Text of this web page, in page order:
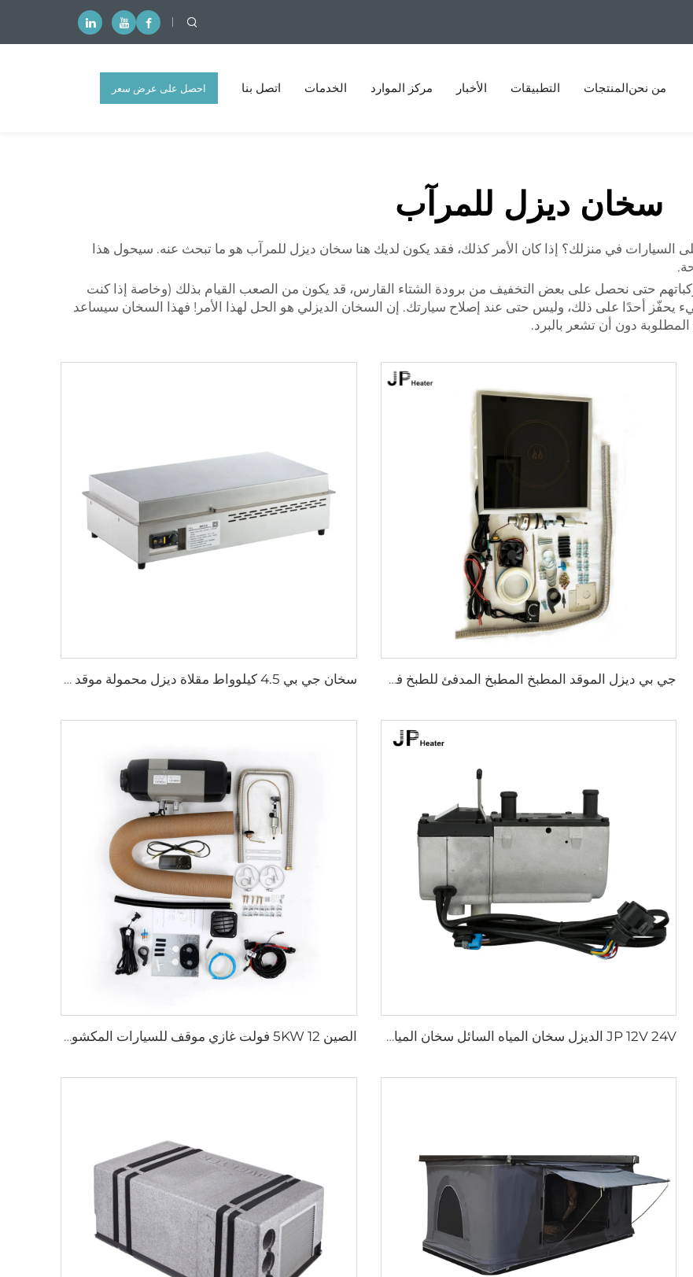
من نحنالمنتجات التطبيقات الأخبار مركز الموارد الخدمات اتصل بنا احصل على عرض سعر
سخان ديزل للمرآب
السيارات في منزلك؟ إذا كان الأمر كذلك، فقد يكون لديك هنا سخان ديزل للمرآب هو ما تبحث عنه. سيحول هذا
مركباتهم حتى نحصل على بعض التخفيف من برودة الشتاء القارس، قد يكون من الصعب القيام بذلك (وخاصة إذا كنت
أحدًا على ذلك، وليس حتى عند إصلاح سيارتك. إن السخان الديزلي هو الحل لهذا الأمر! فهذا السخان سيساعد
دون أن تشعر بالبرد.
جي بي ديزل الموقد المطبخ المطبخ المدفئ للطبخ في ريف كاميرا قارب للوالاس سخان جي بي 4.5 كيلوواط مقلاة ديزل محمولة موقد 12 فولت مقلاة ديزل
JP 12V 24V الديزل سخان المياه السائل سخان المياه للوقوف 5KW للشاحنة الصين 5KW 12 فولت غازي موقف للسيارات المكشوفة سخان هوائي سخان البنزين محطة وقوف السيارات للكاروان